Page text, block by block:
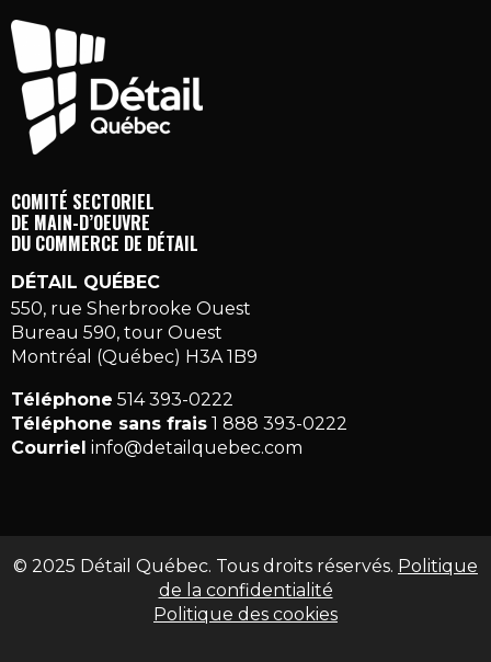
COMITÉ SECTORIEL
DE MAIN-D’OEUVRE
DU COMMERCE DE DÉTAIL
DÉTAIL QUÉBEC
550, rue Sherbrooke Ouest
Bureau 590, tour Ouest
Montréal (Québec) H3A 1B9
Téléphone 514 393-0222
Téléphone sans frais 1 888 393-0222
Courriel info@detailquebec.com
© 2025 Détail Québec. Tous droits réservés. Politique
de la confidentialité
Politique des cookies